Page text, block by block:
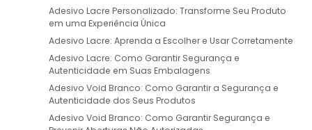
Adesivo Lacre Personalizado: Transforme Seu Produto
em uma Experiência Única
Adesivo Lacre: Aprenda a Escolher e Usar Corretamente
Adesivo Lacre: Como Garantir Segurança e
Autenticidade em Suas Embalagens
Adesivo Void Branco: Como Garantir a Segurança e
Autenticidade dos Seus Produtos
Adesivo Void Branco: Como Garantir Segurança e